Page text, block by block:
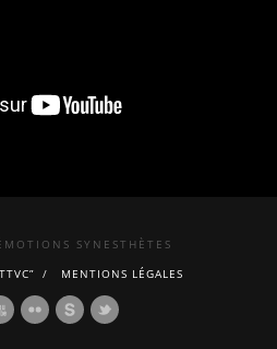
SYNESTHÈTES
MENTIONS LÉGALES